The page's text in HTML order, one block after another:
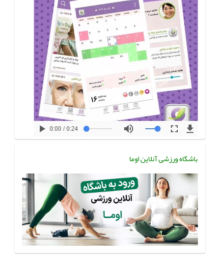
باشگاه ورزشی آنلاین اوما